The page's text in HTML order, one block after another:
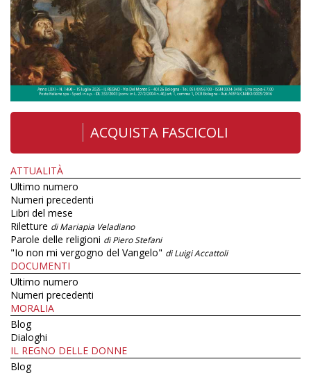
ACQUISTA FASCICOLI
ATTUALITÀ
Ultimo numero
Numeri precedenti
Libri del mese
Riletture di Mariapia Veladiano
Parole delle religioni di Piero Stefani
"Io non mi vergogno del Vangelo" di Luigi Accattoli
DOCUMENTI
Ultimo numero
Numeri precedenti
MORALIA
Blog
Dialoghi
IL REGNO DELLE DONNE
Blog